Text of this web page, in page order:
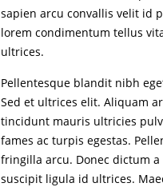
sapien arcu convallis velit id
lorem condimentum tellus
ultrices.
Pellentesque blandit nibh
Sed et ultrices elit. Aliquam
tincidunt mauris ultricies
fames ac turpis egestas.
fringilla arcu. Donec dictum
suscipit ligula id ultrices.